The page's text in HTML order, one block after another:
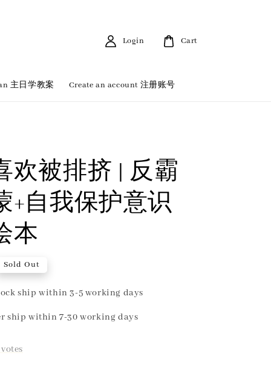
主日学教案 Create an account 注册账号
Login Cart
欢被排挤 | 反霸
+自我保护意识
本
Sold Out
ship within 3-5 working days
ship within 7-30 working days